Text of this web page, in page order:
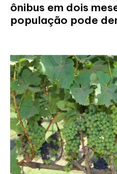
ônibus em dois
população pode